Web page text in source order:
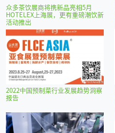
众多茶饮展商将携新品亮相5月
HOTELEX上海展，更有重磅潮饮新
活动推出
2022中国预制菜行业发展趋势洞察
报告